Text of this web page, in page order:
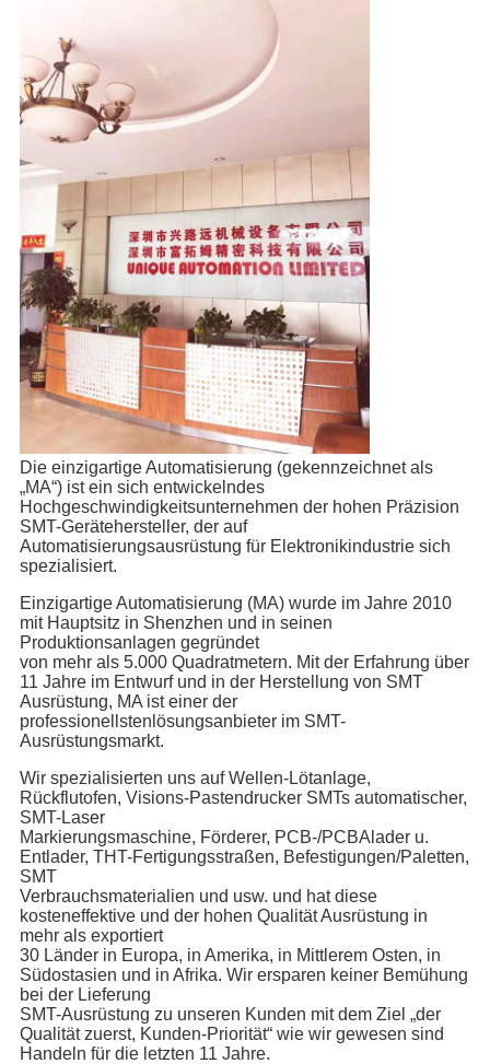
Die einzigartige Automatisierung (gekennzeichnet als
„MA“) ist ein sich entwickelndes
Hochgeschwindigkeitsunternehmen der hohen Präzision
SMT-Gerätehersteller, der auf
Automatisierungsausrüstung für Elektronikindustrie sich
spezialisiert.
Einzigartige Automatisierung (MA) wurde im Jahre 2010
mit Hauptsitz in Shenzhen und in seinen
Produktionsanlagen gegründet
von mehr als 5.000 Quadratmetern. Mit der Erfahrung über
11 Jahre im Entwurf und in der Herstellung von SMT
Ausrüstung, MA ist einer der
professionellstenlösungsanbieter im SMT-
Ausrüstungsmarkt.
Wir spezialisierten uns auf Wellen-Lötanlage,
Rückflutofen, Visions-Pastendrucker SMTs automatischer,
SMT-Laser
Markierungsmaschine, Förderer, PCB-/PCBAlader u.
Entlader, THT-Fertigungsstraßen, Befestigungen/Paletten,
SMT
Verbrauchsmaterialien und usw. und hat diese
kosteneffektive und der hohen Qualität Ausrüstung in
mehr als exportiert
30 Länder in Europa, in Amerika, in Mittlerem Osten, in
Südostasien und in Afrika. Wir ersparen keiner Bemühung
bei der Lieferung
SMT-Ausrüstung zu unseren Kunden mit dem Ziel „der
Qualität zuerst, Kunden-Priorität“ wie wir gewesen sind
Handeln für die letzten 11 Jahre.